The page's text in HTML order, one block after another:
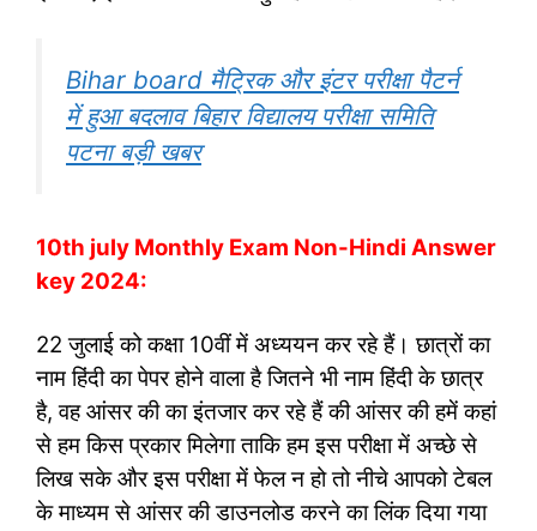
Bihar board मैट्रिक और इंटर परीक्षा पैटर्न
में हुआ बदलाव बिहार विद्यालय परीक्षा समिति
पटना बड़ी खबर
10th july Monthly Exam Non-Hindi Answer
key 2024:
22 जुलाई को कक्षा 10वीं में अध्ययन कर रहे हैं। छात्रों का
नाम हिंदी का पेपर होने वाला है जितने भी नाम हिंदी के छात्र
है, वह आंसर की का इंतजार कर रहे हैं की आंसर की हमें कहां
से हम किस प्रकार मिलेगा ताकि हम इस परीक्षा में अच्छे से
लिख सके और इस परीक्षा में फेल न हो तो नीचे आपको टेबल
के माध्यम से आंसर की डाउनलोड करने का लिंक दिया गया